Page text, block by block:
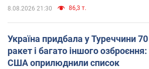
8.08.2026 21:30 86,3 т.
Україна придбала у Туреччини
ракет і багато іншого
США оприлюднили список